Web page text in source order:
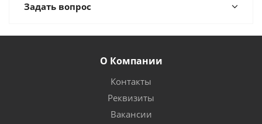
Задать вопрос
О Компании
Контакты
Реквизиты
Вакансии